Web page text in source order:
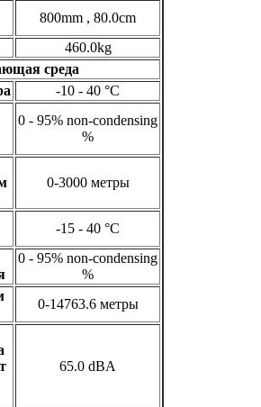
800mm , 80.0cm
460.0kg
среда
-10 - 40 °C
0 - 95% non-condensing
%
0-3000 метры
-15 - 40 °C
0 - 95% non-condensing
%
0-14763.6 метры
65.0 dBA